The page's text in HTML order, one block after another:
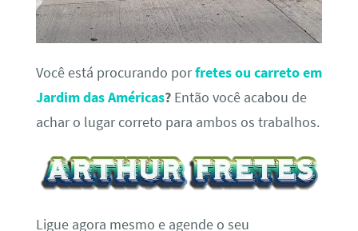
Você está procurando porfretes ou carreto em
Jardim das Américas?Então você acabou de
achar o lugar correto para ambos os trabalhos.
Ligue agora mesmo e agende o seu